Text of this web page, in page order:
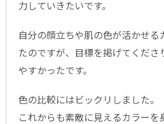
力していきたいです。
自分の顔立ちや肌の色が活かせる
たのですが、目標を掲げてくださ
やすかったです。
色の比較にはビックリしました。
これからも素敵に見えるカラーを